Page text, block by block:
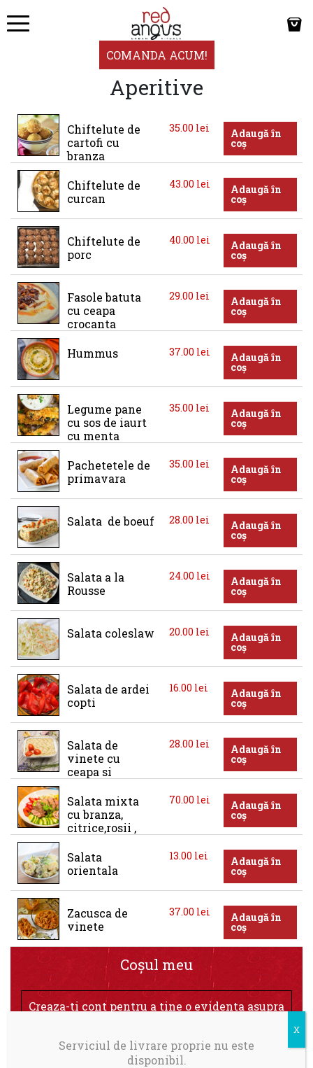
COMANDA ACUM!
Aperitive
Chiftelute de
cartofi cu
branza
35.00 lei Adaugă în
coș
Chiftelute de
curcan
43.00 lei Adaugă în
coș
Chiftelute de
porc
40.00 lei Adaugă în
coș
Fasole batuta
cu ceapa
crocanta
29.00 lei Adaugă în
coș
Hummus 37.00 lei Adaugă în
coș
Legume pane
cu sos de iaurt
cu menta
35.00 lei Adaugă în
coș
Pachetetele de
primavara
35.00 lei Adaugă în
coș
Salata  de boeuf 28.00 lei Adaugă în
coș
Salata a la
Rousse
24.00 lei Adaugă în
coș
Salata coleslaw 20.00 lei Adaugă în
coș
Salata de ardei
copti
16.00 lei Adaugă în
coș
Salata de
vinete cu
ceapa si
28.00 lei Adaugă în
coș
Salata mixta
cu branza,
citrice,rosii ,
vita la gratar
70.00 lei Adaugă în
coș
Salata
orientala
13.00 lei Adaugă în
coș
Zacusca de
vinete
37.00 lei Adaugă în
coș
Coșul meu
Creaza-ti cont pentru a tine o evidenta asupra
ÎNSCRIE-TE
Serviciul de livrare proprie nu este
disponibil.